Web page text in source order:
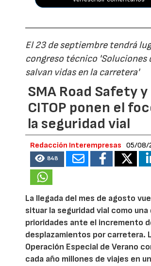
El 23 de septiembre tendrá
congreso técnico 'Soluciones
salvan vidas en la carretera'
SMA Road Safety y
CITOP ponen el
la seguridad vial
Redacción Interempresas 05/08/
848
La llegada del mes de agosto
situar la seguridad vial como una
prioridades ante el incremento
desplazamientos por carretera.
Operación Especial de Verano
cada año millones de viajes en